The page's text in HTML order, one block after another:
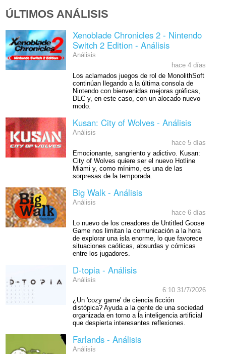
ÚLTIMOS ANÁLISIS
Xenoblade Chronicles 2 - Nintendo
Switch 2 Edition - Análisis
Análisis
hace 4 días
Los aclamados juegos de rol de MonolithSoft
continúan llegando a la última consola de
Nintendo con bienvenidas mejoras gráficas,
DLC y, en este caso, con un alocado nuevo
modo.
Kusan: City of Wolves - Análisis
Análisis
hace 5 días
Emocionante, sangriento y adictivo. Kusan:
City of Wolves quiere ser el nuevo Hotline
Miami y, como mínimo, es una de las
sorpresas de la temporada.
Big Walk - Análisis
Análisis
hace 6 días
Lo nuevo de los creadores de Untitled Goose
Game nos limitan la comunicación a la hora
de explorar una isla enorme, lo que favorece
situaciones caóticas, absurdas y cómicas
entre los jugadores.
D-topia - Análisis
Análisis
6:10 31/7/2026
¿Un 'cozy game' de ciencia ficción
distópica? Ayuda a la gente de una sociedad
organizada en torno a la inteligencia artificial
que despierta interesantes reflexiones.
Farlands - Análisis
Análisis